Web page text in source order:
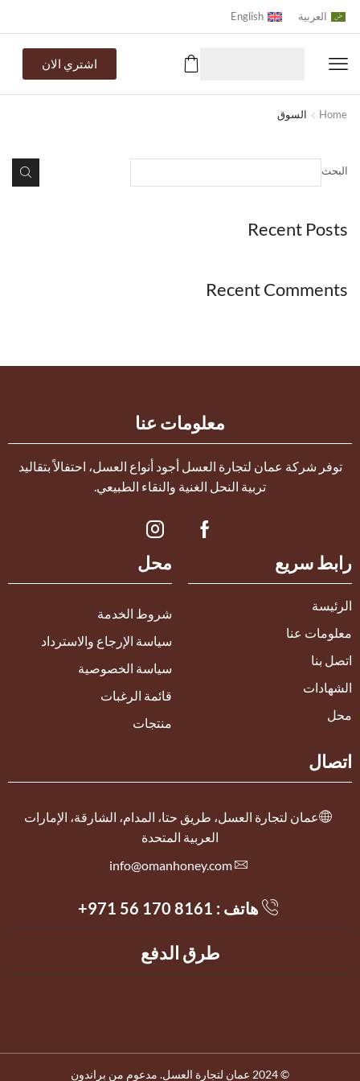
العربية English
اشتري الان
Home السوق
البحث
Recent Posts
Recent Comments
معلومات عنا
توفر شركة عمان لتجارة العسل أجود أنواع العسل، احتفالاً بتقاليد
تربية النحل الغنية والنقاء الطبيعي.
رابط سريع
الرئيسة
معلومات عنا
اتصل بنا
الشهادات
محل
محل
شروط الخدمة
سياسة الإرجاع والاسترداد
سياسة الخصوصية
قائمة الرغبات
منتجات
اتصال
عمان لتجارة العسل، طريق حتا، المدام، الشارقة، الإمارات
العربية المتحدة
info@omanhoney.com
هاتف : +971 56 170 8161
طرق الدفع
© 2024 عمان لتجارة العسل. مدعوم من براندون